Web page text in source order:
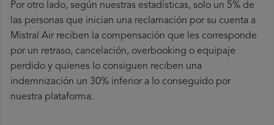
Por otro lado, según nuestras estadísticas, solo un 5% de
las personas que inician una reclamación por su cuenta a
Mistral Air reciben la compensación que les corresponde
por un retraso, cancelación, overbooking o equipaje
perdido y quienes lo consiguen reciben una
indemnización un 30% inferior a lo conseguido por
nuestra plataforma.